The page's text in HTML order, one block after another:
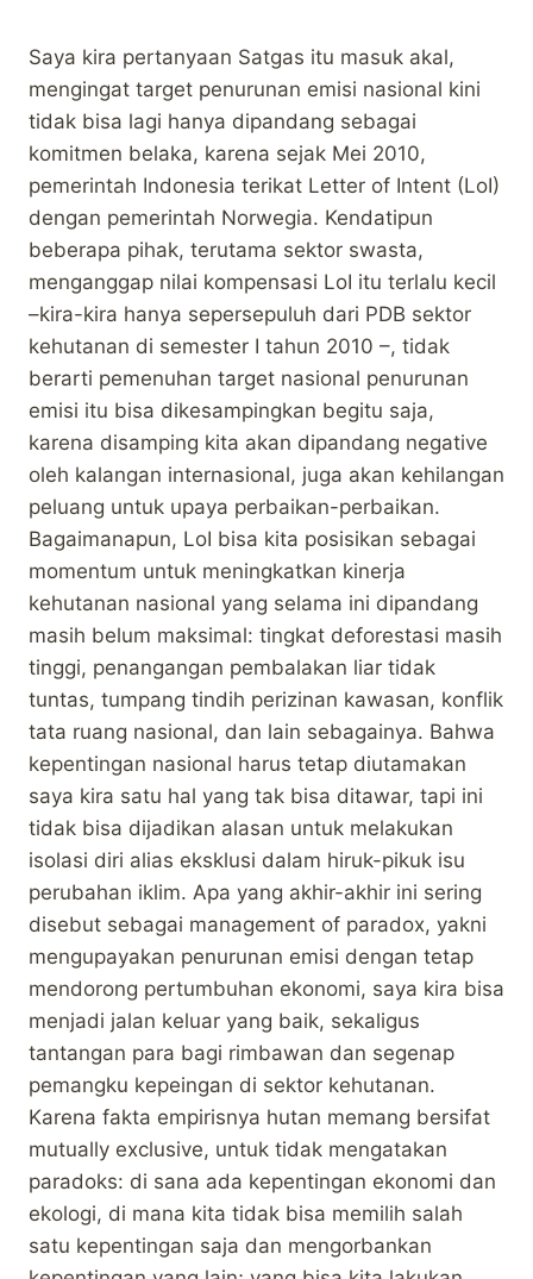
Saya kira pertanyaan Satgas itu masuk akal,
mengingat target penurunan emisi nasional kini
tidak bisa lagi hanya dipandang sebagai
komitmen belaka, karena sejak Mei 2010,
pemerintah Indonesia terikat Letter of Intent (LoI)
dengan pemerintah Norwegia. Kendatipun
beberapa pihak, terutama sektor swasta,
menganggap nilai kompensasi LoI itu terlalu kecil
–kira-kira hanya sepersepuluh dari PDB sektor
kehutanan di semester I tahun 2010 –, tidak
berarti pemenuhan target nasional penurunan
emisi itu bisa dikesampingkan begitu saja,
karena disamping kita akan dipandang negative
oleh kalangan internasional, juga akan kehilangan
peluang untuk upaya perbaikan-perbaikan.
Bagaimanapun, LoI bisa kita posisikan sebagai
momentum untuk meningkatkan kinerja
kehutanan nasional yang selama ini dipandang
masih belum maksimal: tingkat deforestasi masih
tinggi, penangangan pembalakan liar tidak
tuntas, tumpang tindih perizinan kawasan, konflik
tata ruang nasional, dan lain sebagainya. Bahwa
kepentingan nasional harus tetap diutamakan
saya kira satu hal yang tak bisa ditawar, tapi ini
tidak bisa dijadikan alasan untuk melakukan
isolasi diri alias eksklusi dalam hiruk-pikuk isu
perubahan iklim. Apa yang akhir-akhir ini sering
disebut sebagai management of paradox, yakni
mengupayakan penurunan emisi dengan tetap
mendorong pertumbuhan ekonomi, saya kira bisa
menjadi jalan keluar yang baik, sekaligus
tantangan para bagi rimbawan dan segenap
pemangku kepeingan di sektor kehutanan.
Karena fakta empirisnya hutan memang bersifat
mutually exclusive, untuk tidak mengatakan
paradoks: di sana ada kepentingan ekonomi dan
ekologi, di mana kita tidak bisa memilih salah
satu kepentingan saja dan mengorbankan